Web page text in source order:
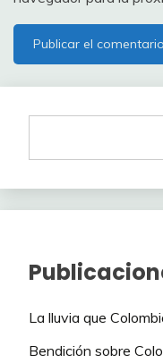
La lluvia que
Bendición sobre